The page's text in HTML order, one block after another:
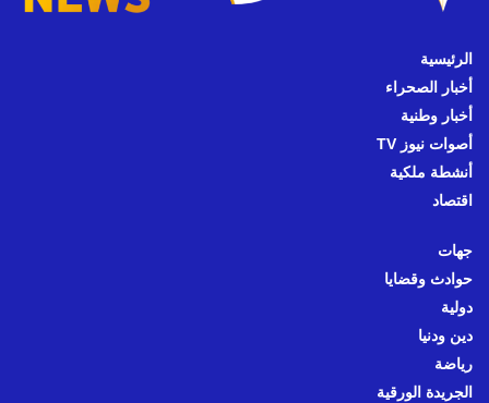
الرئيسية
أخبار الصحراء
أخبار وطنية
أصوات نيوز TV
أنشطة ملكية
اقتصاد
جهات
حوادث وقضايا
دولية
دين ودنيا
رياضة
الجريدة الورقية